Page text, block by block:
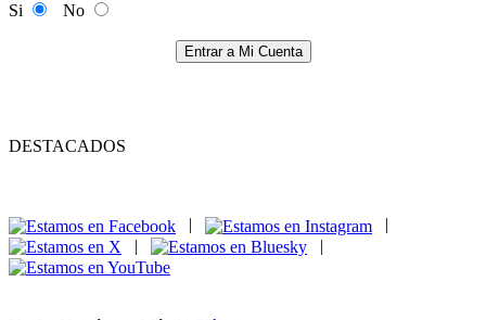
Si
No
Entrar a Mi Cuenta
DESTACADOS
|
|